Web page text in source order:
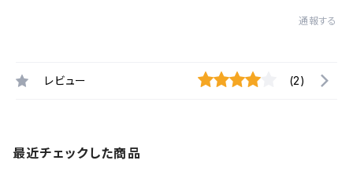
通報する
レビュー (2)
最近チェックした商品